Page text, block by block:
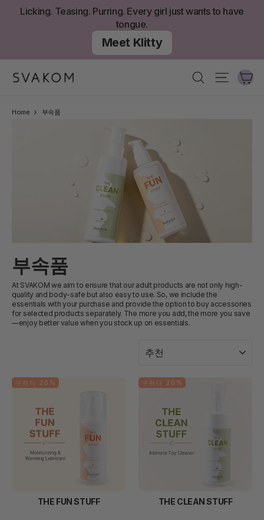
건
Licking. Teasing. Purring. Every girl just wants to have
tongue.
Meet Klitty
찾다 사이트
Home 부속품
부속품
At SVAKOM we aim to ensure that our adult products are not only high-
quality and body-safe but also easy to use. So, we include the
essentials with your purchase and provide the option to buy accessories
for selected products separately. The more you add, the more you save
—enjoy better value when you stock up on essentials.
류
구하다 20%
THE FUN STUFF
구하다 20%
THE CLEAN STUFF